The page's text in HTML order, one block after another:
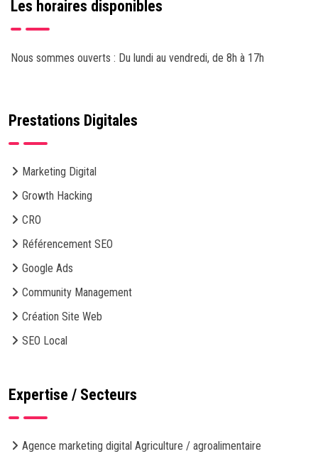
Les horaires disponibles
Nous sommes ouverts : Du lundi au vendredi, de 8h à 17h
Prestations Digitales
Marketing Digital
Growth Hacking
CRO
Référencement SEO
Google Ads
Community Management
Création Site Web
SEO Local
Expertise / Secteurs
Agence marketing digital Agriculture / agroalimentaire